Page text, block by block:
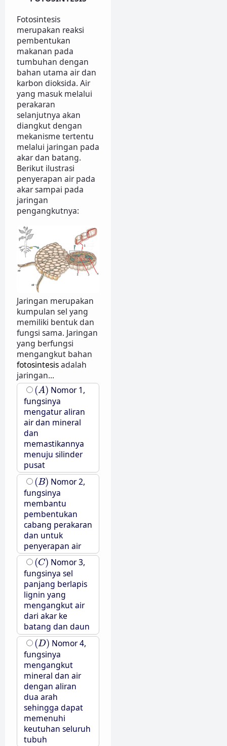
Fotosintesis
merupakan reaksi
pembentukan
makanan pada
tumbuhan dengan
bahan utama air dan
karbon dioksida. Air
yang masuk melalui
perakaran
selanjutnya akan
diangkut dengan
mekanisme tertentu
melalui jaringan pada
akar dan batang.
Berikut ilustrasi
penyerapan air pada
akar sampai pada
jaringan
pengangkutnya:
Jaringan merupakan
kumpulan sel yang
memiliki bentuk dan
fungsi sama. Jaringan
yang berfungsi
mengangkut bahan
fotosintesisadalah
jaringan...
(A)
(A) Nomor 1,
fungsinya
mengatur aliran
air dan mineral
dan
memastikannya
menuju silinder
pusat
(B)
(B) Nomor 2,
fungsinya
membantu
pembentukan
cabang perakaran
dan untuk
penyerapan air
(C)
(C) Nomor 3,
fungsinya sel
panjang berlapis
lignin yang
mengangkut air
dari akar ke
batang dan daun
(D)
(D) Nomor 4,
fungsinya
mengangkut
mineral dan air
dengan aliran
dua arah
sehingga dapat
memenuhi
keutuhan seluruh
tubuh